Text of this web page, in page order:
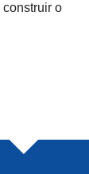
construir o